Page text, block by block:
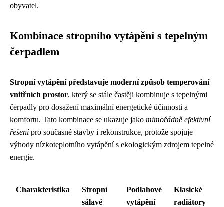
obyvatel.
Kombinace stropního vytápění s tepelným
čerpadlem
Stropní vytápění představuje moderní způsob temperování
vnitřních prostor, který se stále častěji kombinuje s tepelnými
čerpadly pro dosažení maximální energetické účinnosti a
komfortu. Tato kombinace se ukazuje jako mimořádně efektivní
řešenípro současné stavby i rekonstrukce, protože spojuje
výhody nízkoteplotního vytápění s ekologickým zdrojem tepelné
energie.
Charakteristika
Stropní
sálavé
Podlahové
vytápění
Klasické
radiátory